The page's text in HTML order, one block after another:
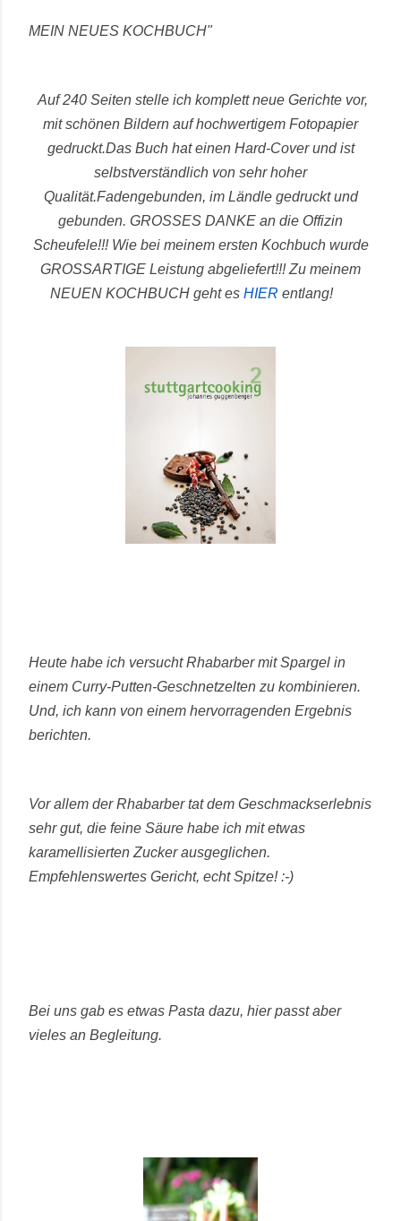
MEIN NEUES KOCHBUCH"
Auf 240 Seiten stelle ich komplett neue Gerichte vor,
mit schönen Bildern auf hochwertigem Fotopapier
gedruckt.Das Buch hat einen Hard-Cover und ist
selbstverständlich von sehr hoher
Qualität.Fadengebunden, im Ländle gedruckt und
gebunden. GROSSES DANKE an die Offizin
Scheufele!!! Wie bei meinem ersten Kochbuch wurde
GROSSARTIGE Leistung abgeliefert!!!Zu meinem
NEUEN KOCHBUCH geht es HIER entlang!
Heute habe ich versucht Rhabarber mit Spargel in
einem Curry-Putten-Geschnetzelten zu kombinieren.
Und, ich kann von einem hervorragenden Ergebnis
berichten.
Vor allem der Rhabarber tat dem Geschmackserlebnis
sehr gut, die feine Säure habe ich mit etwas
karamellisierten Zucker ausgeglichen.
Empfehlenswertes Gericht, echt Spitze! :-)
Bei uns gab es etwas Pasta dazu, hier passt aber
vieles an Begleitung.